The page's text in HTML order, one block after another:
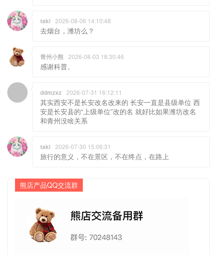
taki 2026-08-06 14:10:48
去烟台，潍坊么？
青州小熊 2026-08-03 18:30:46
感谢科普。
ddmzxz 2026-07-31 16:12:11
其实西安不是长安改名改来的 长安一直是县级单位 西
安是长安县的“上级单位”改的名 就好比如果潍坊改名
和青州没啥关系
taki 2026-07-30 15:06:31
旅行的意义，不在景区，不在终点，在路上
熊店产品QQ交流群